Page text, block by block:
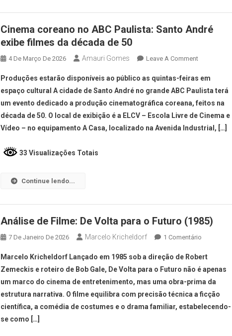
Cinema coreano no ABC Paulista: Santo André
exibe filmes da década de 50
4 De Março De 2026 Amauri Gomes Leave A Comment
Produções estarão disponíveis ao público as quintas-feiras em
espaço cultural A cidade de Santo André no grande ABC Paulista terá
um evento dedicado a produção cinematográfica coreana, feitos na
década de 50. O local de exibição é a ELCV – Escola Livre de Cinema e
Vídeo – no equipamento A Casa, localizado na Avenida Industrial, […]
33 Visualizações Totais
Continue lendo...
Análise de Filme: De Volta para o Futuro (1985)
7 De Janeiro De 2026 Marcelo Kricheldorf 1 Comentário
Marcelo Kricheldorf Lançado em 1985 sob a direção de Robert
Zemeckis e roteiro de Bob Gale, De Volta para o Futuro não é apenas
um marco do cinema de entretenimento, mas uma obra-prima da
estrutura narrativa. O filme equilibra com precisão técnica a ficção
científica, a comédia de costumes e o drama familiar, estabelecendo-
se como […]